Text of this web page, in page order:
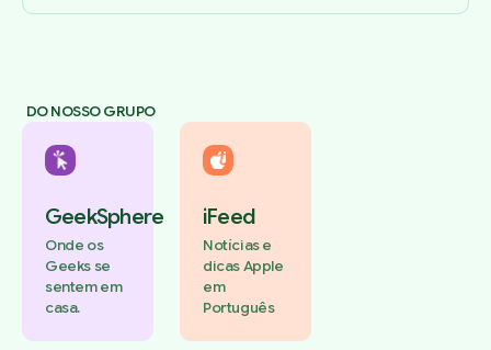
DO NOSSO GRUPO
GeekSphere
Onde os
Geeks se
sentem em
casa.
iFeed
Notícias e
dicas Apple
em
Português